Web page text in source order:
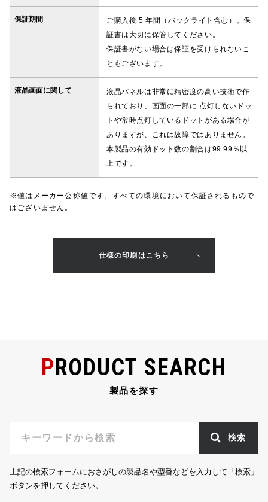
保証期間
ご購入後 5 年間（バックライト含む）。保
証書は大切に保管してください。
保証書がない場合は保証を受けられないこ
ともございます。
液晶画面に関して
液晶パネルは非常に精密度の高い技術で作
られており、画面の一部に 点灯しないドッ
トや常時点灯しているドットがある場合が
ありますが、これは故障ではありません。
本製品の有効ドット数の割合は99.99％以
上です。
※値はメーカー公称値です。すべての環境において保証されるもので
はございません。
仕様の印刷はこちら
PRODUCT SEARCH
製品を探す
検索
上記の検索フォームにおさがしの製品名や型番などを入力して「検索」
ボタンを押してください。